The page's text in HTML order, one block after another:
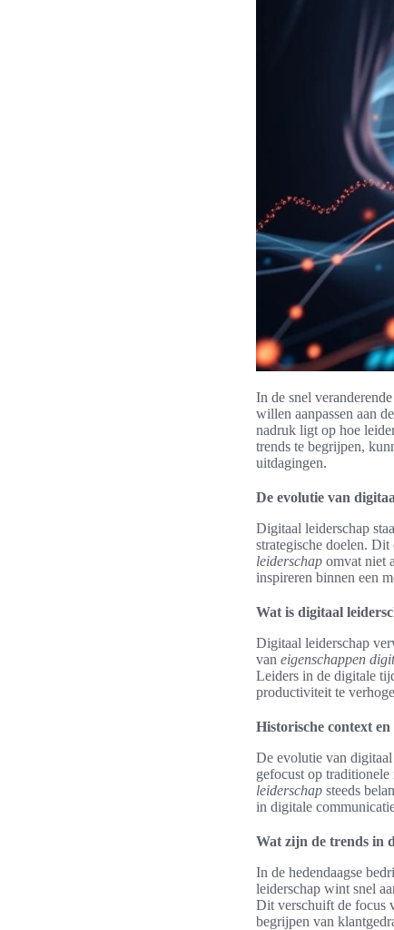
In de snel
willen aanpassen aan
nadruk ligt op hoe
trends te begrijpen,
uitdagingen.
De evolutie van
Digitaal leiderschap
strategische doelen.
leiderschap omvat niet
inspireren binnen een
Wat is digitaal
Digitaal leiderschap
van eigenschappen
Leiders in de digitale
productiviteit te
Historische context
De evolutie van
gefocust op
leiderschap steeds
in digitale
Wat zijn de trends in
In de hedendaagse
leiderschap wint snel
Dit verschuift de focus
begrijpen van